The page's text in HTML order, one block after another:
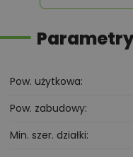
Pow. użytkowa
Pow. zabudowy
Min. szer. działki